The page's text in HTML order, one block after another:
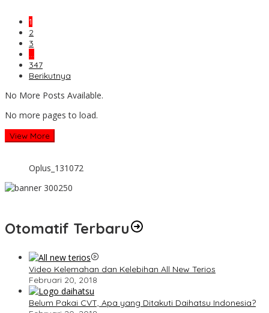
1
2
3
…
347
Berikutnya
No More Posts Available.
No more pages to load.
View More
Oplus_131072
Otomatif Terbaru
Video Kelemahan dan Kelebihan All New Terios
Februari 20, 2018
Belum Pakai CVT, Apa yang Ditakuti Daihatsu Indonesia?